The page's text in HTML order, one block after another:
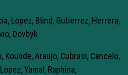
Lopez, Blind, Gutierrez, Herrera,
Dovbyk
Kounde, Araujo, Cubrasi, Cancelo,
Yamal, Raphina,